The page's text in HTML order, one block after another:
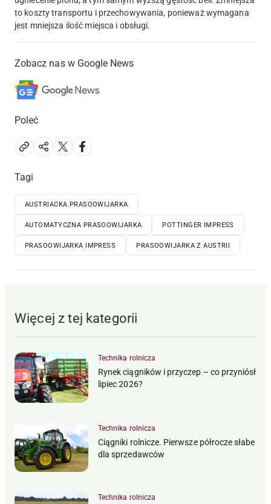
to koszty transportu i przechowywania, ponieważ wymagana
jest mniejsza ilość miejsca i obsługi.
Zobacz nas w Google News
Poleć
Tagi
AUSTRIACKA PRASOOWIJARKA
AUTOMATYCZNA PRASOOWIJARKA POTTINGER IMPRESS
PRASOOWIJARKA IMPRESS PRASOOWIJARKA Z AUSTRII
Więcej z tej kategorii
Technika rolnicza
Rynek ciągników i przyczep – co przyniósł
lipiec 2026?
Technika rolnicza
Ciągniki rolnicze. Pierwsze półrocze słabe
dla sprzedawców
Technika rolnicza